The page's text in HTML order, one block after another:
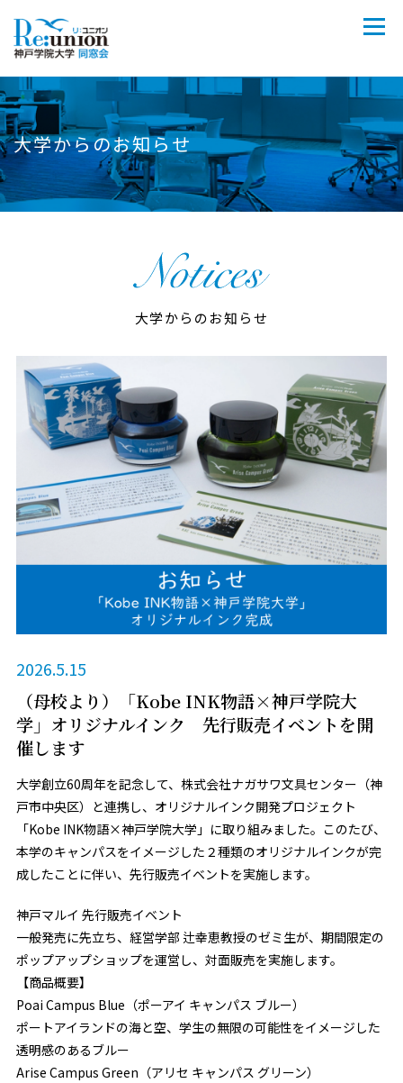
大学からのお知らせ
大学からのお知らせ
2026.5.15
（母校より）「Kobe INK物語×神戸学院大
学」オリジナルインク 先行販売イベントを開
催します
大学創立60周年を記念して、株式会社ナガサワ文具センター（神
戸市中央区）と連携し、オリジナルインク開発プロジェクト
「Kobe INK物語×神戸学院大学」に取り組みました。このたび、
本学のキャンパスをイメージした２種類のオリジナルインクが完
成したことに伴い、先行販売イベントを実施します。
神戸マルイ 先行販売イベント
一般発売に先立ち、経営学部 辻幸恵教授のゼミ生が、期間限定の
ポップアップショップを運営し、対面販売を実施します。
【商品概要】
Poai Campus Blue（ポーアイ キャンパス ブルー）
ポートアイランドの海と空、学生の無限の可能性をイメージした
透明感のあるブルー
Arise Campus Green（アリセ キャンパス グリーン）